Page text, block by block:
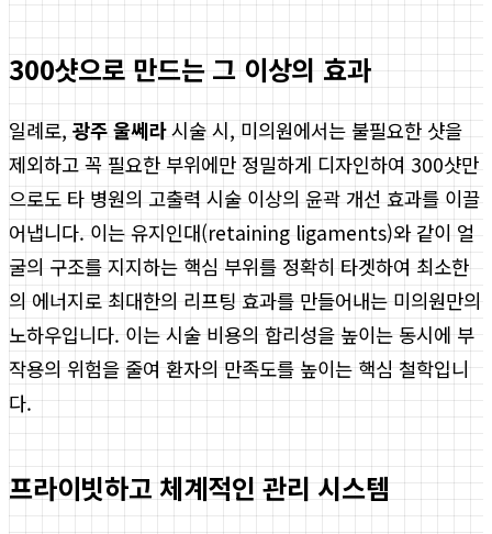
300샷으로 만드는 그 이상의 효과
일례로, 광주 울쎄라시술 시, 미의원에서는 불필요한 샷을
제외하고 꼭 필요한 부위에만 정밀하게 디자인하여 300샷만
으로도 타 병원의 고출력 시술 이상의 윤곽 개선 효과를 이끌
어냅니다. 이는 유지인대(retaining ligaments)와 같이 얼
굴의 구조를 지지하는 핵심 부위를 정확히 타겟하여 최소한
의 에너지로 최대한의 리프팅 효과를 만들어내는 미의원만의
노하우입니다. 이는 시술 비용의 합리성을 높이는 동시에 부
작용의 위험을 줄여 환자의 만족도를 높이는 핵심 철학입니
다.
프라이빗하고 체계적인 관리 시스템